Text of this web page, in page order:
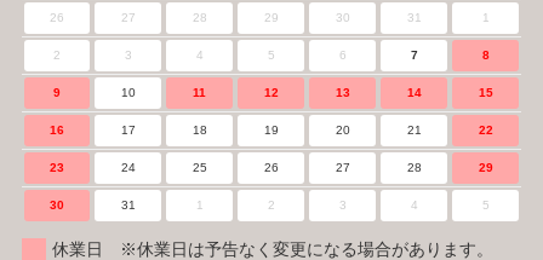
26 27 28 29 30 31 1
2 3 4 5 6 7 8
9 10 11 12 13 14 15
16 17 18 19 20 21 22
23 24 25 26 27 28 29
30 31 1 2 3 4 5
休業日 ※休業日は予告なく変更になる場合があります。